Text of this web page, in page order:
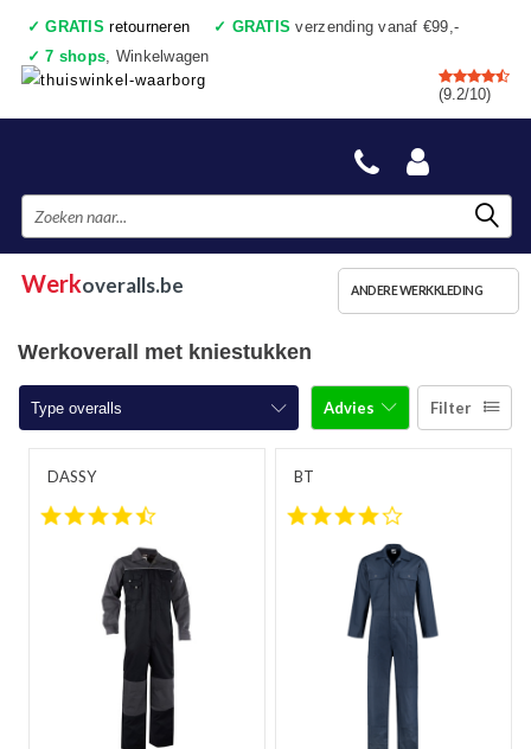
✓ GRATIS retourneren ✓ GRATIS verzending vanaf €99,-
✓ 7 shops, Winkelwagen
✓Voor 17:00 uur besteld, vandaag verzonden
✓Achteraf betalen ✓Ook een échte winkel
(9.2/10)
Werkoveralls.be ANDERE WERKKLEDING
Werkoverall met kniestukken
Type overalls
Overalls
Overalls met kniestukken
Overalls Vlamvertragend Antist.
Overalls Gevoerd
Kinderoveralls
Filter
Advies
DASSY BT